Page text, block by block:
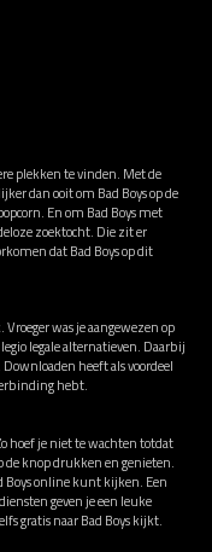
plekken te vinden. Met de
dan ooit om Bad Boys op de
En om Bad Boys met
zoektocht. Die zit er
dat Bad Boys op dit
was je aangewezen op
legale alternatieven. Daarbij
heeft als voordeel
hebt.
hoef je niet te wachten totdat
de knop drukken en genieten.
Boys online kunt kijken. Een
geven je een leuke
gratis naar Bad Boys kijkt.